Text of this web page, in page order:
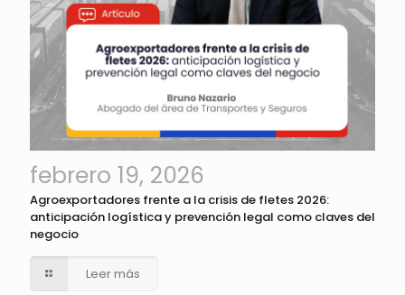
febrero 19, 2026
Agroexportadores frente a la crisis de fletes 2026:
anticipación logística y prevención legal como claves del
negocio
Leer más